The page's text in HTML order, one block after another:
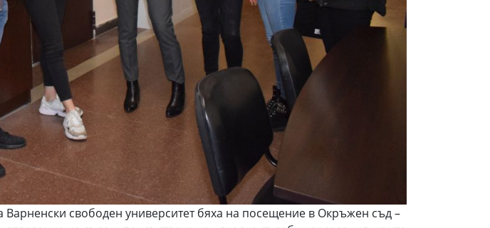
Варненски свободен университет бяха на посещение в Окръжен съд –